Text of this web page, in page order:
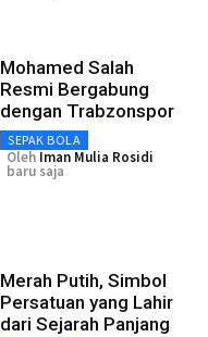
Mohamed Salah
Resmi Bergabung
dengan Trabzonspor
SEPAK BOLA
Oleh Iman Mulia Rosidi
baru saja
Merah Putih, Simbol
Persatuan yang Lahir
dari Sejarah Panjang